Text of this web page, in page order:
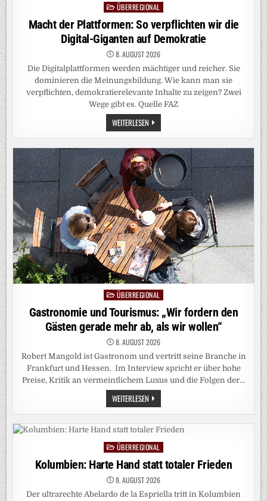
PostedÜBERREGIONAL
Macht der Plattformen: So verpflichten wir die
Digital-Giganten auf Demokratie
8. AUGUST 2026
Die Digitalplattformen werden mächtiger und reicher. Sie
dominieren die Meinungsbildung. Wie kann man sie
verpflichten, demokratierelevante Inhalte zu zeigen? Zwei
Wege gibt es. Quelle FAZ
WEITERLESEN MACHT
DER
PLATTFORMEN:
SO
VERPFLICHTEN
WIR
DIE
DIGITAL-
GIGANTEN
AUF
DEMOKRATIE
Posted
in
ÜBERREGIONAL
Gastronomie und Tourismus: „Wir fordern den
Gästen gerade mehr ab, als wir wollen“
8. AUGUST 2026
Robert Mangold ist Gastronom und vertritt seine Branche in
Frankfurt und Hessen. Im Interview spricht er über hohe
Preise, Kritik an vermeintlichem Luxus und die Folgen der…
WEITERLESEN GASTRONOMIE
UND
TOURISMUS:
„WIR
FORDERN
GÄSTEN
GERADE
MEHR
AB,
ALS
WIR
WOLLEN“
Posted
in
ÜBERREGIONAL
Kolumbien: Harte Hand statt totaler Frieden
8. AUGUST 2026
Der ultrarechte Abelardo de la Espriella tritt in Kolumbien